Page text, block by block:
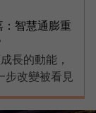
智慧通膨重
長的動能，
步改變被看見